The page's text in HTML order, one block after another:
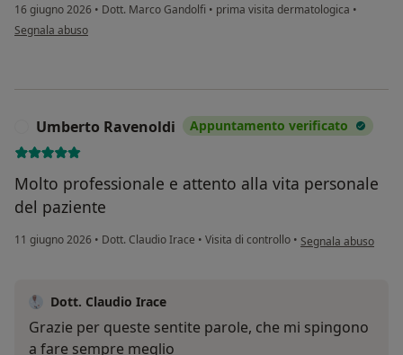
16 giugno 2026 • Dott. Marco Gandolfi • prima visita dermatologica •
secondo l'opinione dell'utente Anna marinelli
Segnala abuso
Umberto Ravenoldi Appuntamento verificato
Molto professionale e attento alla vita personale
del paziente
11 giugno 2026 • Dott. Claudio Irace • Visita di controllo • secondo l'opinione
Segnala abuso
Dott. Claudio Irace
Grazie per queste sentite parole, che mi spingono
a fare sempre meglio